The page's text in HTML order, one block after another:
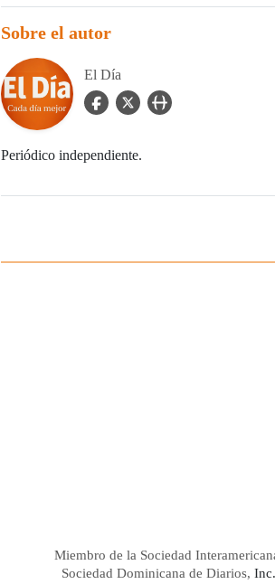
Sobre el autor
El Día
facebook Icon
twitter Iconuser_url Icon
Periódico independiente.
Miembro de la Sociedad
Sociedad Dominicana de Diarios,